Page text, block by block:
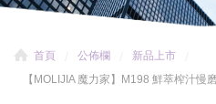
首頁 公佈欄
新品上市
【MOLIJIA 魔力家】M198 鮮萃榨汁慢